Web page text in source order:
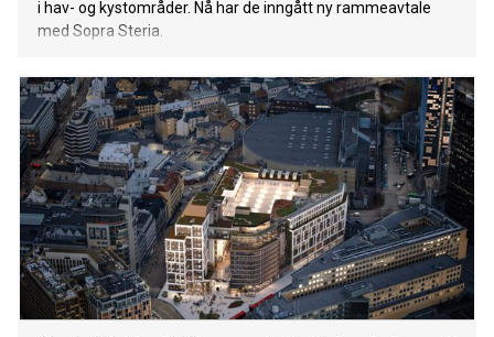
i hav- og kystområder. Nå har de inngått ny rammeavtale
med Sopra Steria.